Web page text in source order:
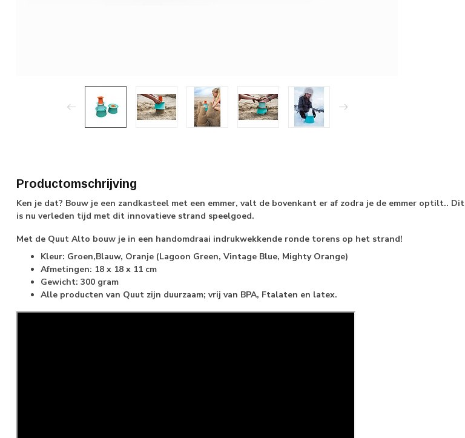
Productomschrijving
Ken je dat? Bouw je een zandkasteel met een emmer, valt de bovenkant er af zodra je de emmer optilt.. Dit
is nu verleden tijd met dit innovatieve strand speelgoed.
Met de Quut Alto bouw je in een handomdraai indrukwekkende ronde torens op het strand!
Kleur: Groen,Blauw, Oranje (Lagoon Green, Vintage Blue, Mighty Orange)
Afmetingen: 18 x 18 x 11 cm
Gewicht: 300 gram
Alle producten van Quut zijn duurzaam; vrij van BPA, Ftalaten en latex.